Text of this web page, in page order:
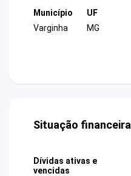
Município
Varginha
UF
MG
Situação financeira
Dívidas ativas e
vencidas